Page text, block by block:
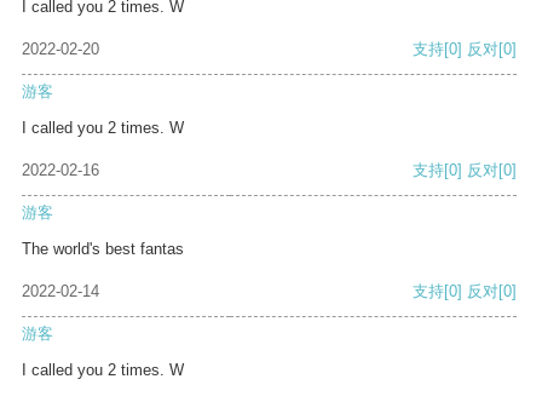
I called you 2 times. W
2022-02-20 支持[0] 反对[0]
游客
I called you 2 times. W
2022-02-16 支持[0] 反对[0]
游客
The world's best fantas
2022-02-14 支持[0] 反对[0]
游客
I called you 2 times. W